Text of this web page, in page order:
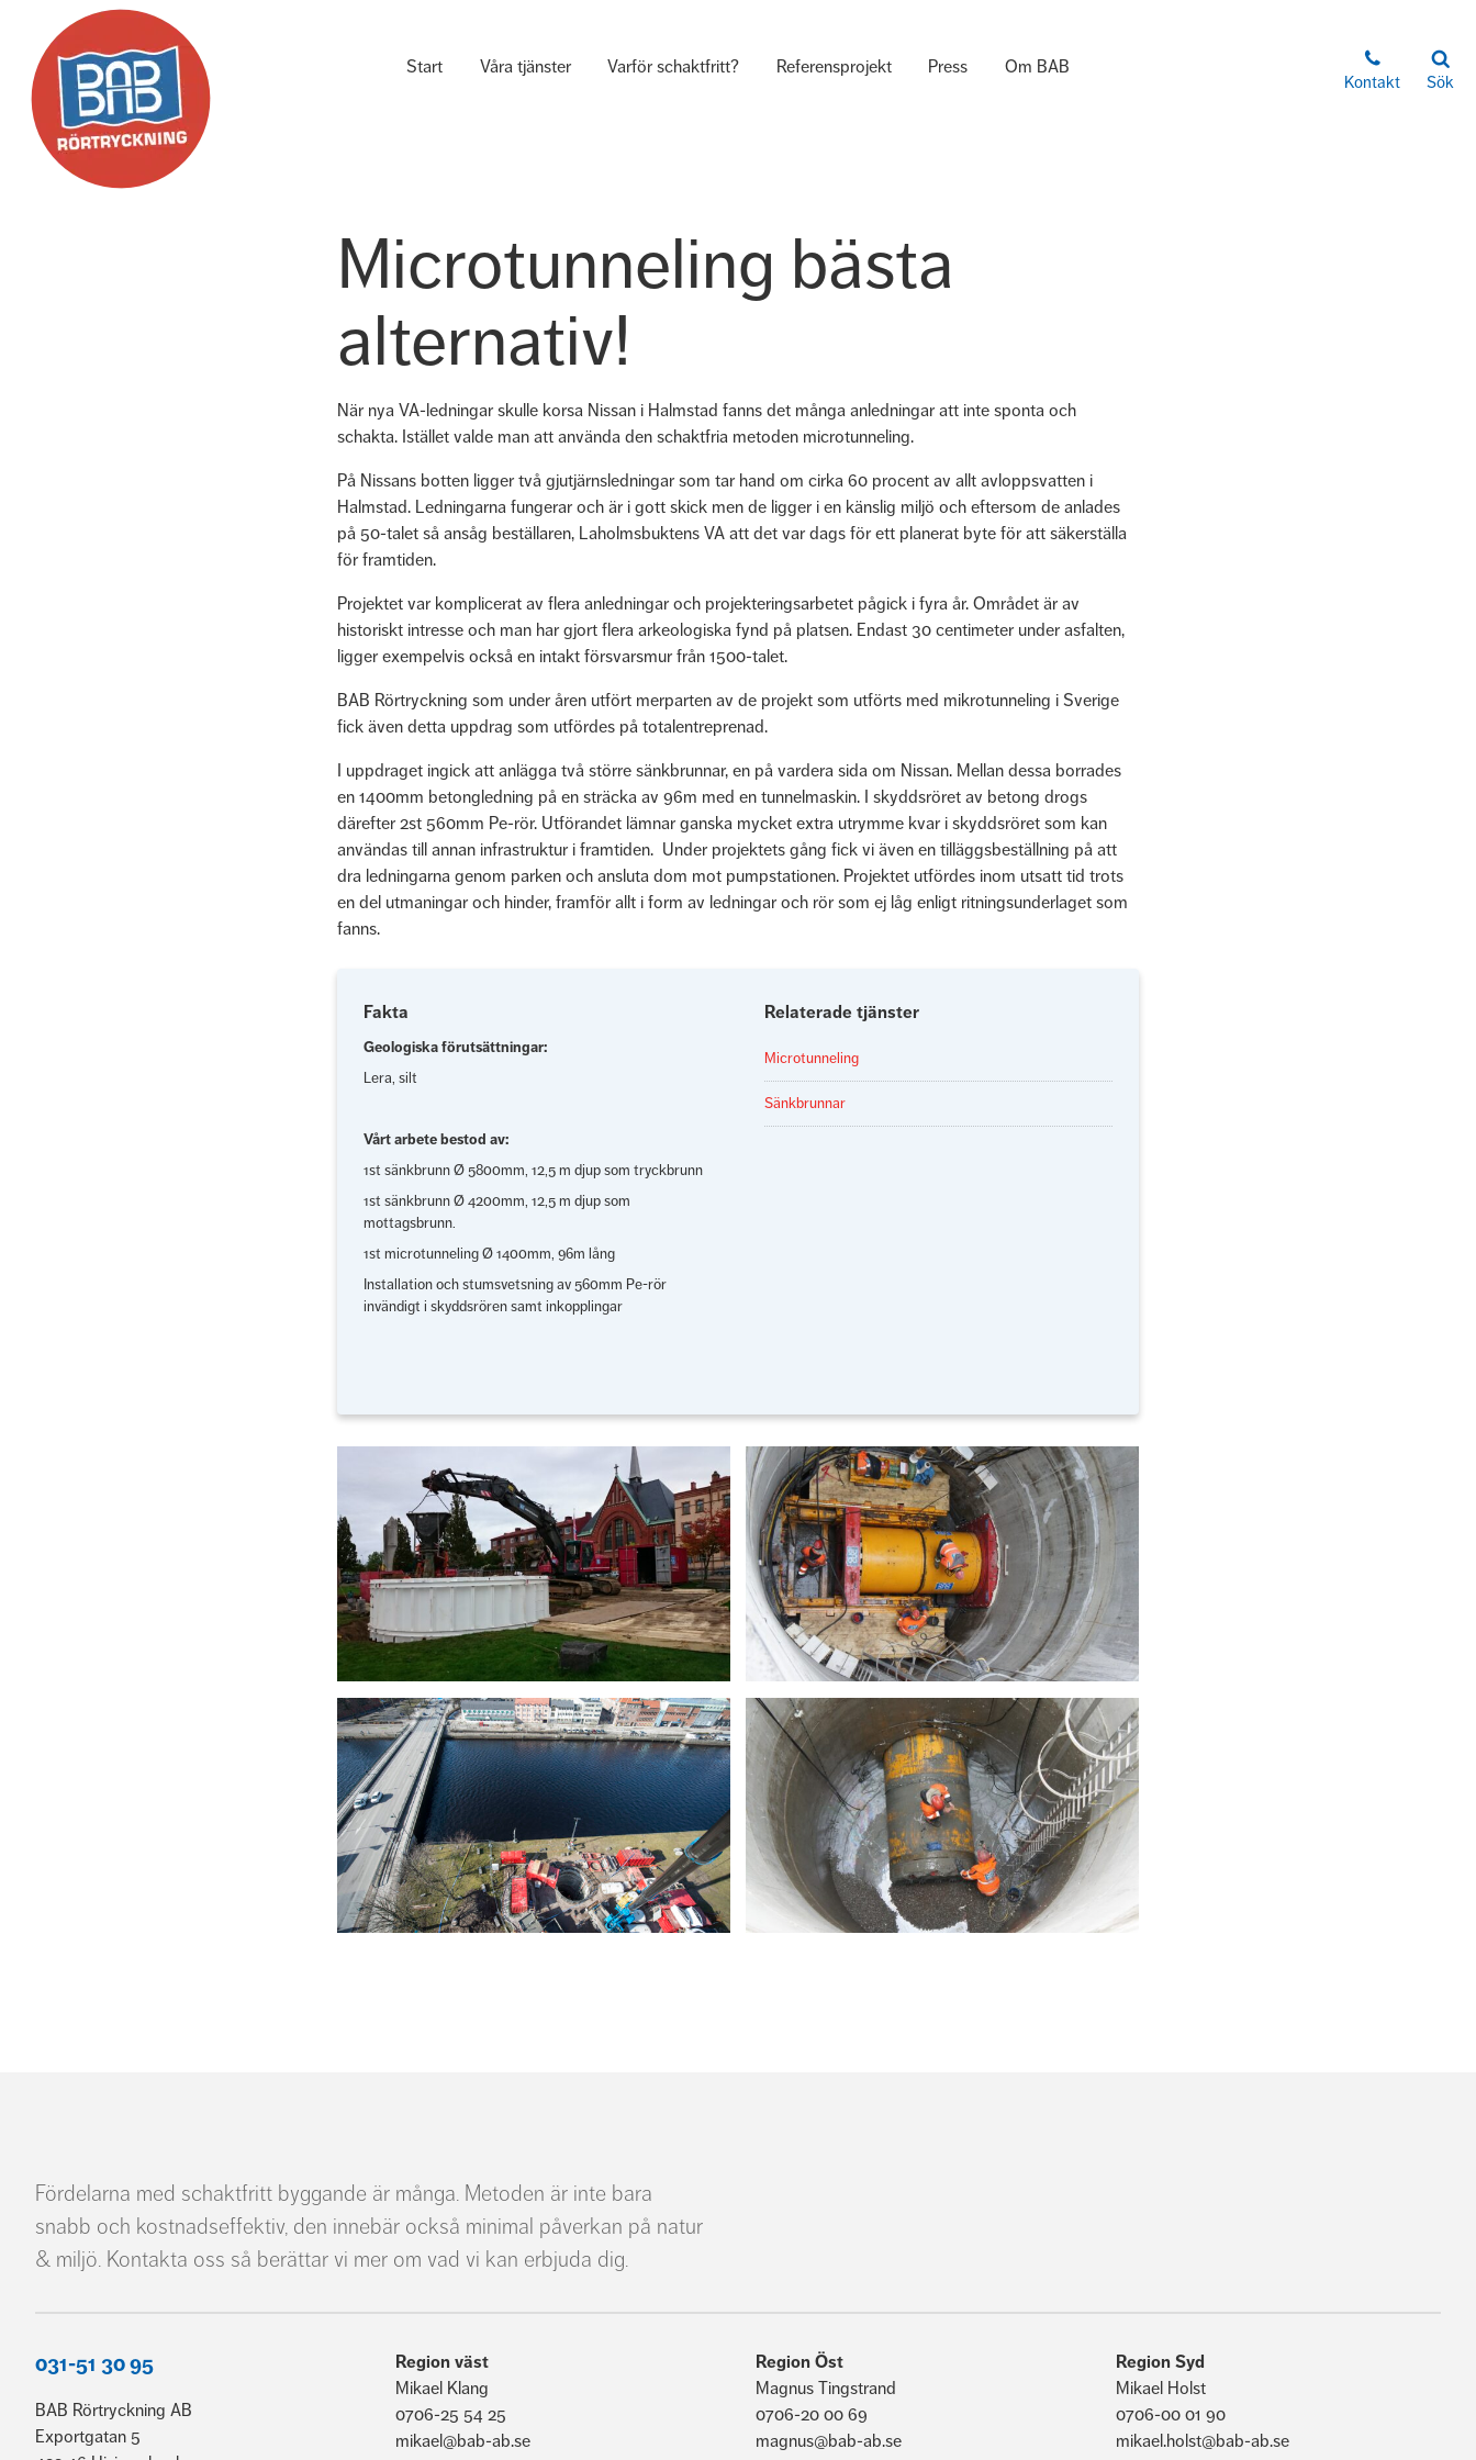
GåStart Våra tjänster Varför schaktfritt? Referensprojekt Press Om BAB
Kontakt Sök
Microtunneling bästa
alternativ!
När nya VA-ledningar skulle korsa Nissan i Halmstad fanns det många anledningar att inte sponta och
schakta. Istället valde man att använda den schaktfria metoden microtunneling.
På Nissans botten ligger två gjutjärnsledningar som tar hand om cirka 60 procent av allt avloppsvatten i
Halmstad. Ledningarna fungerar och är i gott skick men de ligger i en känslig miljö och eftersom de anlades
på 50-talet så ansåg beställaren, Laholmsbuktens VA att det var dags för ett planerat byte för att säkerställa
för framtiden.
Projektet var komplicerat av flera anledningar och projekteringsarbetet pågick i fyra år. Området är av
historiskt intresse och man har gjort flera arkeologiska fynd på platsen. Endast 30 centimeter under asfalten,
ligger exempelvis också en intakt försvarsmur från 1500-talet.
BAB Rörtryckning som under åren utfört merparten av de projekt som utförts med mikrotunneling i Sverige
fick även detta uppdrag som utfördes på totalentreprenad.
I uppdraget ingick att anlägga två större sänkbrunnar, en på vardera sida om Nissan. Mellan dessa borrades
en 1400mm betongledning på en sträcka av 96m med en tunnelmaskin. I skyddsröret av betong drogs
därefter 2st 560mm Pe-rör. Utförandet lämnar ganska mycket extra utrymme kvar i skyddsröret som kan
användas till annan infrastruktur i framtiden. Under projektets gång fick vi även en tilläggsbeställning på att
dra ledningarna genom parken och ansluta dom mot pumpstationen. Projektet utfördes inom utsatt tid trots
en del utmaningar och hinder, framför allt i form av ledningar och rör som ej låg enligt ritningsunderlaget som
fanns.
Fakta
Geologiska förutsättningar:
Lera, silt
Vårt arbete bestod av:
1st sänkbrunn Ø 5800mm, 12,5 m djup som tryckbrunn
1st sänkbrunn Ø 4200mm, 12,5 m djup som
mottagsbrunn.
1st microtunneling Ø 1400mm, 96m lång
Installation och stumsvetsning av 560mm Pe-rör
invändigt i skyddsrören samt inkopplingar
Relaterade tjänster
Microtunneling
Sänkbrunnar
Fördelarna med schaktfritt byggande är många. Metoden är inte bara
snabb och kostnadseffektiv, den innebär också minimal påverkan på natur
& miljö. Kontakta oss så berättar vi mer om vad vi kan erbjuda dig.
031-51 30 95
BAB Rörtryckning AB
Exportgatan 5
Region väst
Mikael Klang
0706-25 54 25
mikael@bab-ab.se
Region Öst
Magnus Tingstrand
0706-20 00 69
magnus@bab-ab.se
Region Syd
Mikael Holst
0706-00 01 90
mikael.holst@bab-ab.se